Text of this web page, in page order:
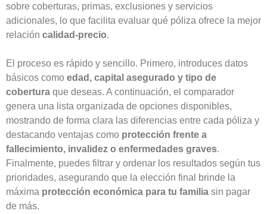
sobre coberturas, primas, exclusiones y servicios
adicionales, lo que facilita evaluar qué póliza ofrece la mejor
relación calidad-precio.
El proceso es rápido y sencillo. Primero, introduces datos
básicos como edad, capital asegurado y tipo de
cobertura que deseas. A continuación, el comparador
genera una lista organizada de opciones disponibles,
mostrando de forma clara las diferencias entre cada póliza y
destacando ventajas como protección frente a
fallecimiento, invalidez o enfermedades graves.
Finalmente, puedes filtrar y ordenar los resultados según tus
prioridades, asegurando que la elección final brinde la
máxima protección económica para tu familia sin pagar
de más.